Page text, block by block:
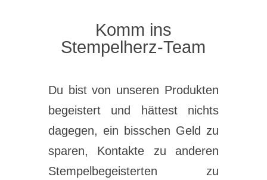
Komm ins
Stempelherz-Team
Du bist von unseren Produkten
begeistert und hättest nichts
dagegen, ein bisschen Geld zu
sparen, Kontakte zu anderen
Stempelbegeisterten zu